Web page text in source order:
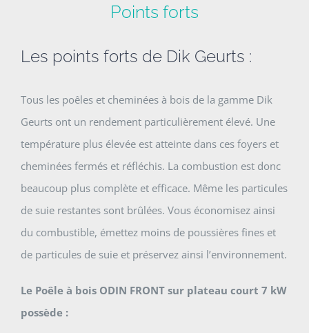
Points forts
Les points forts de Dik Geurts :
Tous les poêles et cheminées à bois de la gamme Dik
Geurts ont un rendement particulièrement élevé. Une
température plus élevée est atteinte dans ces foyers et
cheminées fermés et réfléchis. La combustion est donc
beaucoup plus complète et efficace. Même les particules
de suie restantes sont brûlées. Vous économisez ainsi
du combustible, émettez moins de poussières fines et
de particules de suie et préservez ainsi l’environnement.
Le Poêle à bois ODIN FRONT sur plateau court 7 kW
possède :